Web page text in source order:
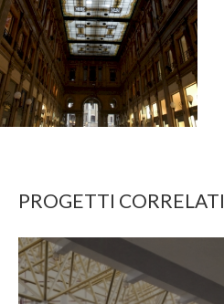
PROGETTI CORRELATI